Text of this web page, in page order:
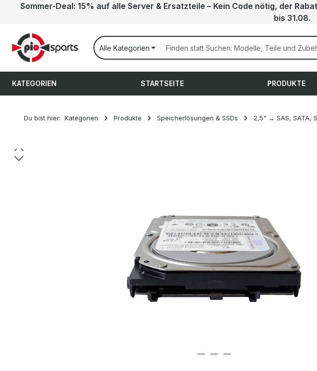
Hauptinhalt springen
Zur Suche springen
Zur Hauptnavigation springen
Sommer-Deal: 15% auf alle Server & Ersatzteile – Kein Code nötig, der
bis 31.08.
Alle Kategorien
KATEGORIEN STARTSEITE PRODUKTE
Du bist hier: Kategorien Produkte Speicherlösungen & SSDs 2,5" → SAS, SATA,
Bildergalerie überspringen